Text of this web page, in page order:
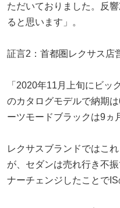
ただいておりました。反
ると思います」。
証言2：首都圏レクサス店
「2020年11月上旬にビッ
のカタログモデルで納期
ーツモードブラックは9ヵ
レクサスブランドではこ
が、セダンは売れ行き不
ナーチェンジしたことでIS